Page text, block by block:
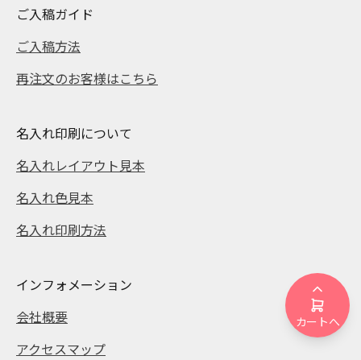
カートへ
ご入稿ガイド
ご入稿方法
再注文のお客様はこちら
名入れ印刷について
名入れレイアウト見本
名入れ色見本
名入れ印刷方法
インフォメーション
会社概要
アクセスマップ